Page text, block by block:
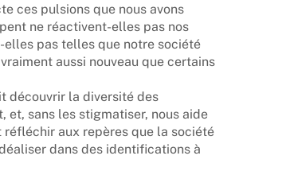
ces pulsions que nous avons
ne réactivent-elles pas nos
elles pas telles que notre société
aussi nouveau que certains
découvrir la diversité des
et, sans les stigmatiser, nous aide
aux repères que la société
dans des identifications à